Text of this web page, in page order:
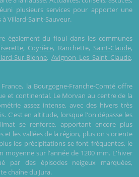
plusieurs services pour apporter une
Villard-Saint-Sauveur.
également du fioul dans les communes
, Coyrière, Ranchette, Saint-Claude,
Sur-Bienne, Avignon Les Saint Claude,
la Bourgogne-Franche-Comté offre
et continental. Le Morvan au centre de la
assez intense, avec des hivers très
C'est en altitude, lorsque l'on dépasse les
se renforce, apportant encore plus
et les vallées de la région, plus on s'oriente
les précipitations se font fréquentes, le
moyenne sur l'année de 1200 mm. L'hiver
par des épisodes neigeux marquées,
chaîne du Jura.